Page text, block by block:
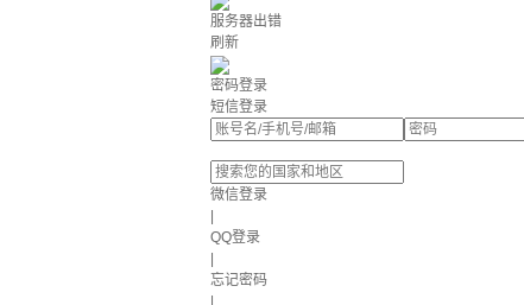
服务器出错
刷新
密码登录
短信登录
微信登录
QQ登录
忘记密码